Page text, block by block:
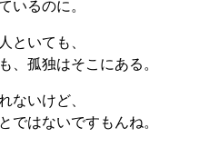
いるのに。
といても、
、孤独はそこにある。
ないけど、
ではないですもんね。